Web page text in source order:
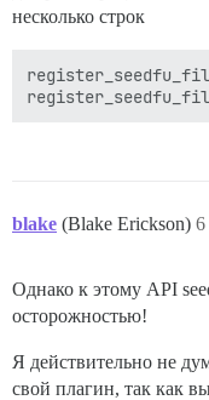
несколько строк
blake (Blake Erickson) 6
Однако к этому API
осторожностью!
Я действительно не
свой плагин, так как